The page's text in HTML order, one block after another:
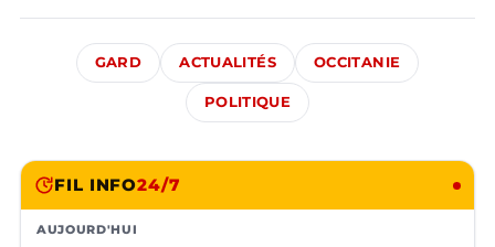
GARD ACTUALITÉS OCCITANIE
POLITIQUE
FIL INFO24/7
AUJOURD'HUI